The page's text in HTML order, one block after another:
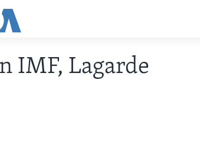
IMF, Lagarde